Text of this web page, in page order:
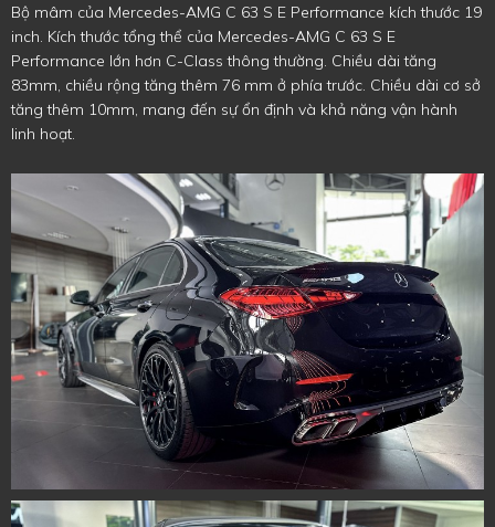
Bộ mâm của Mercedes-AMG C 63 S E Performance kích thước 19
inch. Kích thước tổng thể của Mercedes-AMG C 63 S E
Performance lớn hơn C-Class thông thường. Chiều dài tăng
83mm, chiều rộng tăng thêm 76 mm ở phía trước. Chiều dài cơ sở
tăng thêm 10mm, mang đến sự ổn định và khả năng vận hành
linh hoạt.